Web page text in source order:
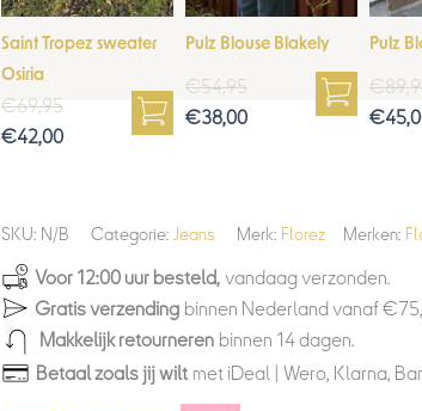
Saint Tropez sweater
Osiria
€69,95
€42,00
Pulz Blouse Blakely
€54,95
€38,00
Pulz
€
€
SKU: N/B Categorie: Jeans Merk: Florez Merken:
Voor 12:00 uur besteld, vandaag verzonden.
Gratis verzending binnen Nederland vanaf
Makkelijk retourneren binnen 14 dagen.
Betaal zoals jij wilt met iDeal | Wero, Klarna,